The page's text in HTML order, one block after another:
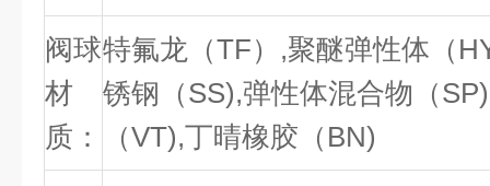
阀球
材
质：
特氟龙（TF）,聚醚弹性体（
锈钢（SS),弹性体混合物（
（VT),丁晴橡胶（BN)